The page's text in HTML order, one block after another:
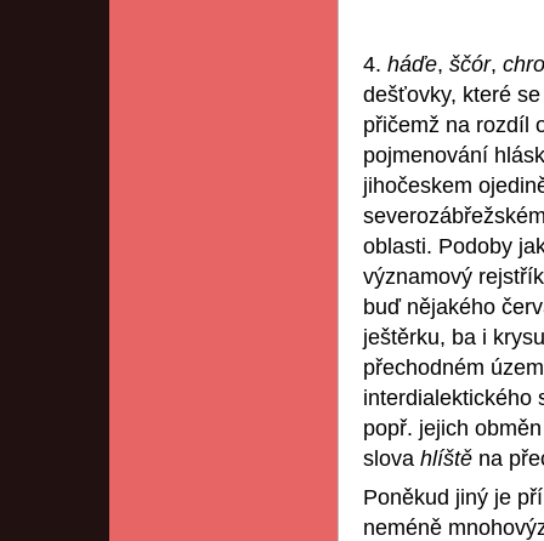
4. háďe, ščór,
dešťovky, které
přičemž na rozdíl
pojmenování
jihočeskem
oblasti. Podoby
významový
buď nějakého
ještěrku, ba i
přechodném
interdialektického
popř. jejich
slova hlíště na
Poněkud jiný je
neméně